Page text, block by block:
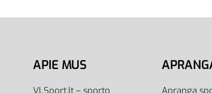
Pasirinkti savybes
APIE MUS
VLSport.lt – sporto
Apranga